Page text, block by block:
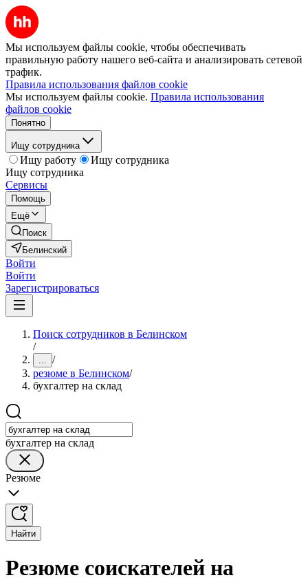
Мы используем файлы cookie, чтобы обеспечивать
правильную работу нашего веб-сайта и анализировать сетевой
трафик.
Правила использования файлов cookie
Мы используем файлы cookie. Правила использования
файлов cookie
Понятно
Ищу сотрудника
Ищу работу
Ищу сотрудника
Ищу сотрудника
Сервисы
Помощь
Ещё
Поиск
Белинский
Войти
Войти
Зарегистрироваться
Поиск сотрудников в Белинском
/
... /
резюме в Белинском/
бухгалтер на склад
бухгалтер на склад
Резюме
Найти
Резюме соискателей на